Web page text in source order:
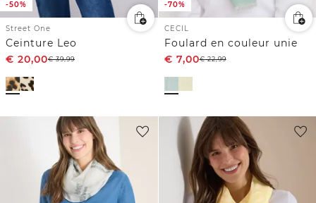
-50%
Street One
Ceinture Leo
€ 20,00€39,99
-70%
CECIL
Foulard en couleur unie
€ 7,00€22,99